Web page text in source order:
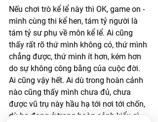
Nếu chơi trò kể lể này thì OK, game on -
mình cùng thi kể hen, tám tỷ người là
tám tỷ sư phụ về môn kể lể. Ai cũng
thấy rất rõ thứ mình không có, thứ mình
chẳng được, thứ mình ít hơn, kém hơn
do sự không công bằng của cuộc đời.
Ai cũng vậy hết. Ai dù trong hoàn cảnh
nào cũng thấy mình chưa đủ, chưa
được vũ trụ này hầu hạ tới nơi tới chốn,
dù họ đang ở trong hoàn cảnh kiểu gì.